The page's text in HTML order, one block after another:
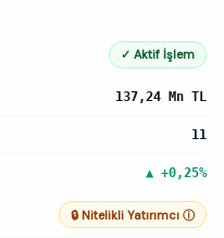
✓ Aktif İşlem
137,24 Mn TL
11
▲ +0,25%
🔒 Nitelikli Yatırımcı ⓘ